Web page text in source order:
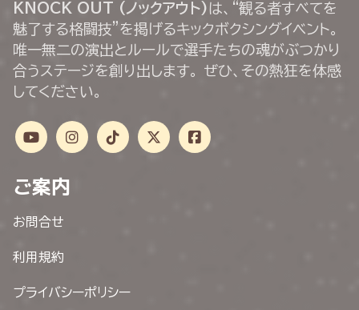
KNOCK OUT (ノックアウト) は、“観る者すべてを
魅了する格闘技”を掲げるキックボクシングイベント。
唯一無二の演出とルールで選手たちの魂がぶつかり
合うステージを創り出します。 ぜひ、その熱狂を体感
してください。
ご案内
お問合せ
利用規約
プライバシーポリシー